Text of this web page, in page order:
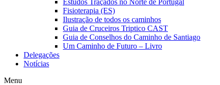
Estudos Traçados no Norte de Portugal
Fisioterapia (ES)
Ilustração de todos os caminhos
Guia de Cruceiros Triptico CAST
Guia de Conselhos do Caminho de Santiago
Um Caminho de Futuro – Livro
Delegações
Notícias
Menu